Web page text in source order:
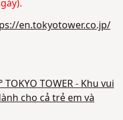
en.tokyotower.co.jp/
TOWER - Khu vui
cho cả trẻ em và